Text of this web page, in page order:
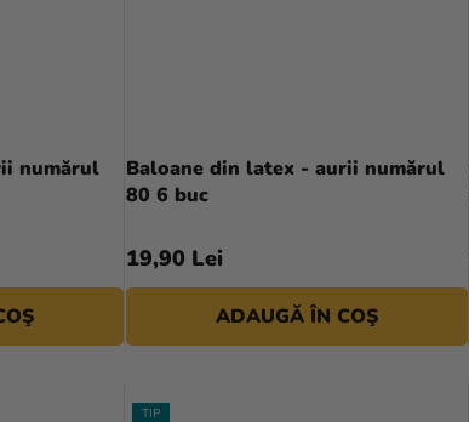
numărul
Baloane din latex - aurii numărul
80 6 buc
medie
din
5
stele.
19,90 Lei
ADAUGĂ ÎN COŞ
TIP